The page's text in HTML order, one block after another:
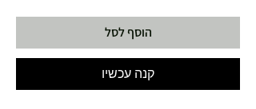
הוסף לסל
קנה עכשיו